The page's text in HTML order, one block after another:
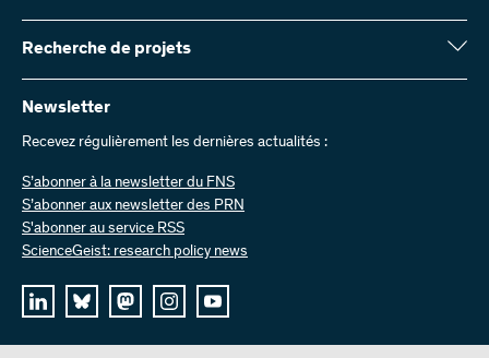
Contactez-nous
Envoyer des factures
Travailler chez nous
Offres d’emploi
Service de presse
Rapport annuel
Recherche de projets
Vous trouverez ici des informations complètes sur les projets de
recherche et les subsides approuvés par le FNS :
Recherche de projets
Newsletter
Recevez régulièrement les dernières actualités :
S’abonner à la newsletter du FNS
S’abonner aux newsletter des PRN
S'abonner au service RSS
ScienceGeist: research policy news